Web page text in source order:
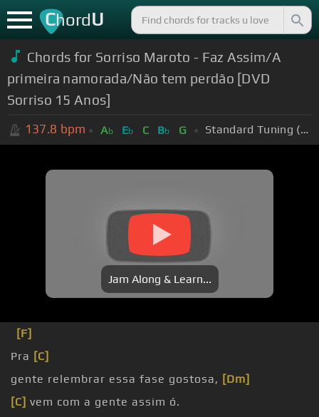
ChordU
Chords for Sorriso Maroto - Faz Assim/A
primeira namorada/Não tem perdão [DVD
Sorriso 15 Anos]
137.8 bpm Ab Eb C Bb G Standard Tuning (EADGBE)
Jam Along & Learn...
[F]
Pra [C]
gente relembrar essa fase gostosa, [Dm]
[C] vem com a gente assim ó.